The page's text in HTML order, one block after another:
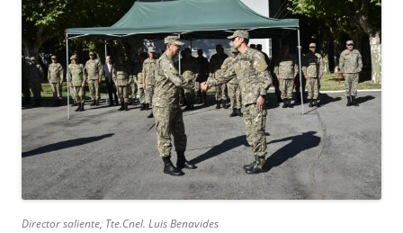
Director saliente, Tte.Cnel. Luis Benavides